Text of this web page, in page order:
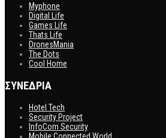
Myphone
Digital Life
Games Life
Thats Life
DronesMania
The Dots
Cool Home
ΣΥΝΕΔΡΙΑ
Hotel Tech
Security Project
InfoCom Security
Mobile Connected World